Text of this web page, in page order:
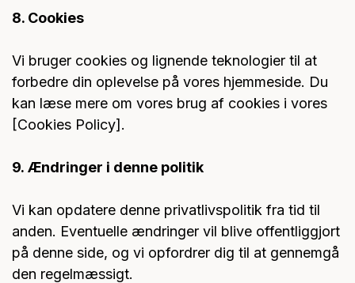
8. Cookies
Vi bruger cookies og lignende teknologier til at
forbedre din oplevelse på vores hjemmeside. Du
kan læse mere om vores brug af cookies i vores
[Cookies Policy].
9. Ændringer i denne politik
Vi kan opdatere denne privatlivspolitik fra tid til
anden. Eventuelle ændringer vil blive offentliggjort
på denne side, og vi opfordrer dig til at gennemgå
den regelmæssigt.